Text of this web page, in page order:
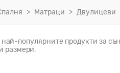
Матраци Двулицеви
популярните продукти за
размери.